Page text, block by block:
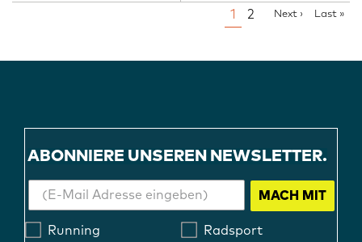
Page
1 Page
2
Next
Next ›
Last
Last »
ABONNIERE UNSEREN NEWSLETTER.
MACH MIT
Running Radsport